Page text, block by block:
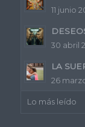
11 junio
30 abril
LA
26
Lo más leído